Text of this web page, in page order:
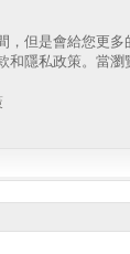
，但是會給您更多
和隱私政策。當瀏